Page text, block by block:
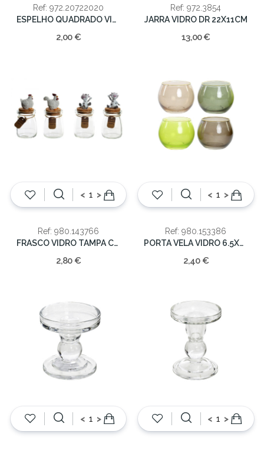
Ref: 972.20722020
ESPELHO QUADRADO VIDRO 20CM
2,00 €
Ref: 972.3854
JARRA VIDRO DR 22X11CM
13,00 €
< >
Ref: 980.143766
FRASCO VIDRO TAMPA C/VACA 5,5X12CM
2,80 €
< >
Ref: 980.153386
PORTA VELA VIDRO 6.5X6.5X5 COPO
2,40 €
< > < >